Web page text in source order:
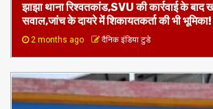
झाझा थाना रिश्वतकांड,SVU की कार्रवाई के
सवाल,जांच के दायरे में शिकायतकर्ता की भी भूमिका!
2 months ago दैनिक इंडिया टुडे